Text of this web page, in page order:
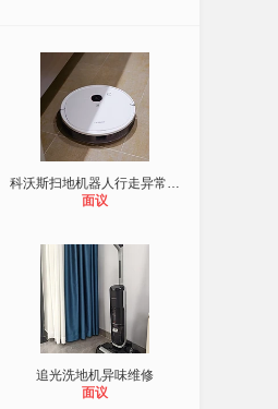
科沃斯扫地机器人行走异常维修
面议
追光洗地机异味维修
面议